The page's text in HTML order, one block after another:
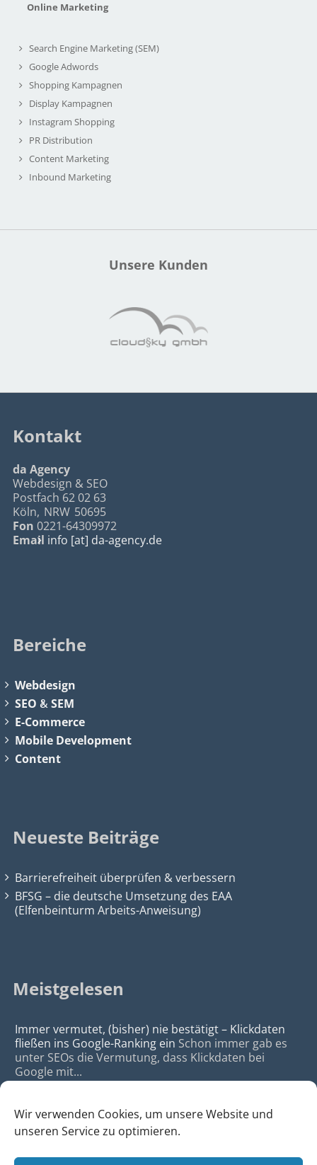
Wir verwenden Cookies, um unsere Website und
unseren Service zu optimieren.
Online Marketing
Search Engine Marketing (SEM)
Google Adwords
Shopping Kampagnen
Display Kampagnen
Instagram Shopping
PR Distribution
Content Marketing
Inbound Marketing
Unsere Kunden
Kontakt
da Agency
Webdesign & SEO
Postfach 62 02 63
Köln, NRW 50695
Fon 0221-64309972
Email info [at] da-agency.de
Bereiche
Webdesign
SEO &SEM
E-Commerce
Mobile Development
Content
Neueste Beiträge
Barrierefreiheit überprüfen & verbessern
BFSG – die deutsche Umsetzung des EAA
(Elfenbeinturm Arbeits-Anweisung)
Meistgelesen
Immer vermutet, (bisher) nie bestätigt – Klickdaten
fließen ins Google-Ranking ein Schon immer gab es
unter SEOs die Vermutung, dass Klickdaten bei
Google mit...